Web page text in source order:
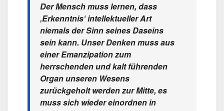
Der Mensch muss lernen, dass
‚Erkenntnis‘ intellektueller Art
niemals der Sinn seines Daseins
sein kann. Unser Denken muss aus
einer Emanzipation zum
herrschenden und kalt führenden
Organ unseren Wesens
zurückgeholt werden zur Mitte, es
muss sich wieder einordnen in